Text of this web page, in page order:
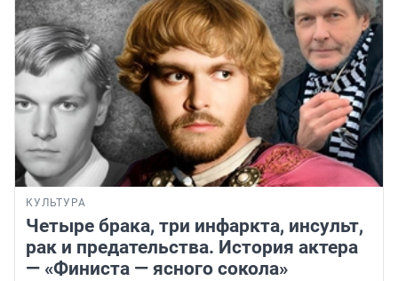
КУЛЬТУРА
Четыре брака, три инфаркта, инсульт,
рак и предательства. История актера
— «Финиста — ясного сокола»